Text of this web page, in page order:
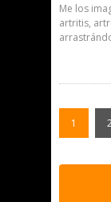
Me los
artritis,
1